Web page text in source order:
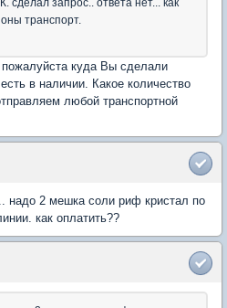
сделал запрос.. ответа нет... как
транспорт.
куда Вы сделали
в наличии. Какое количество
любой транспортной
надо 2 мешка соли риф кристал по
как оплатить??